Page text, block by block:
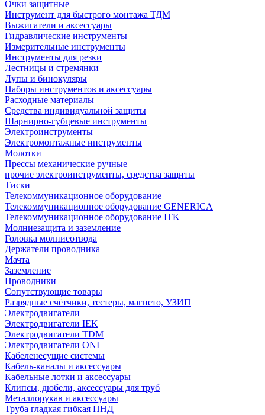
Очки защитные
Инструмент для быстрого монтажа ТДМ
Выжигатели и аксессуары
Гидравлические инструменты
Измерительные инструменты
Инструменты для резки
Лестницы и стремянки
Лупы и бинокуляры
Наборы инструментов и аксессуары
Расходные материалы
Средства индивидуальной защиты
Шарнирно-губцевые инструменты
Электроинструменты
Электромонтажные инструменты
Молотки
Прессы механические ручные
прочие электроинструменты, средства защиты
Тиски
Телекоммуникационное оборудование
Телекоммуникационное оборудование GENERICA
Телекоммуникационное оборудование ITK
Молниезащита и заземление
Головка молниеотвода
Держатели проводника
Мачта
Заземление
Проводники
Сопутствующие товары
Разрядные счётчики, тестеры, магнето, УЗИП
Электродвигатели
Электродвигатели IEK
Электродвигатели TDM
Электродвигатели ONI
Кабеленесущие системы
Кабель-каналы и аксессуары
Кабельные лотки и аксессуары
Клипсы, дюбели, аксессуары для труб
Металлорукав и аксессуары
Труба гладкая гибкая ПНД